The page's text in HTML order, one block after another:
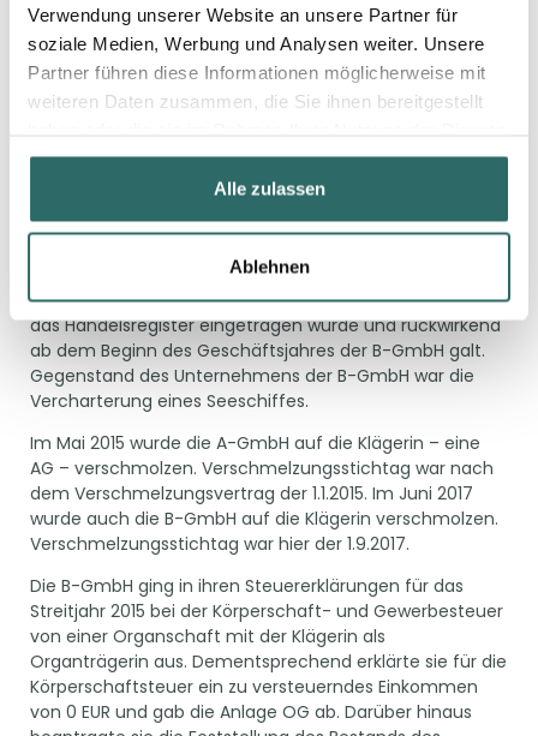
Verwendung unserer Website an unsere Partner für
soziale Medien, Werbung und Analysen weiter. Unsere
Partner führen diese Informationen möglicherweise mit
weiteren Daten zusammen, die Sie ihnen bereitgestellt
gesammelt haben.
Alle zulassen
Ablehnen
nicht auf den Beginn des Wirtschaftsjahres der
Organgesellschaft zurückbezogen wird. Dies gilt
auch für das Merkmal der Zuordnung der
Beteiligung an der Organgesellschaft zu einer
inländischen Betriebsstätte des Organträgers.
Hintergrund
Die A-GmbH, deren Wirtschaftsjahr dem Kalenderjahr
entsprach, gründete im August 2014 u. a. die B-GmbH,
2015 schloss die A-GmbH mit der B-GmbH einen
Ergebnisabführungsvertrag (EAV), der im März 2015 in
das Handelsregister eingetragen wurde und rückwirkend
ab dem Beginn des Geschäftsjahres der B-GmbH galt.
Gegenstand des Unternehmens der B-GmbH war die
Vercharterung eines Seeschiffes.
Im Mai 2015 wurde die A-GmbH auf die Klägerin – eine
AG – verschmolzen. Verschmelzungsstichtag war nach
dem Verschmelzungsvertrag der 1.1.2015. Im Juni 2017
wurde auch die B-GmbH auf die Klägerin verschmolzen.
Verschmelzungsstichtag war hier der 1.9.2017.
Die B-GmbH ging in ihren Steuererklärungen für das
Streitjahr 2015 bei der Körperschaft- und Gewerbesteuer
von einer Organschaft mit der Klägerin als
Organträgerin aus. Dementsprechend erklärte sie für die
Körperschaftsteuer ein zu versteuerndes Einkommen
von 0 EUR und gab die Anlage OG ab. Darüber hinaus